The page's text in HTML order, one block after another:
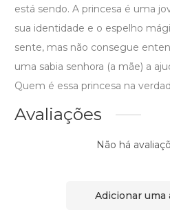
está sendo. A princesa é uma
sua identidade e o espelho
sente, mas não consegue
uma sabia senhora (a mãe) a
Quem é essa princesa na
Avaliações
Não há
Adicionar uma